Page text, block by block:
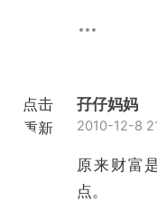
点击
重新
孖仔妈妈
2010-12-8
原来财富
点。